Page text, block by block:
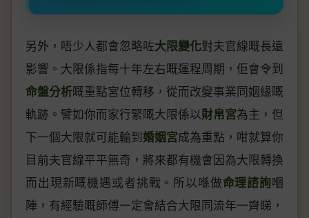
另外，唔少人都會忽略咗大限變化對夫官線嘅長遠
影響。大限係指每十年左右嘅運程周期，佢會令到
命盤分析嘅重點宮位轉移，從而改變事業同姻緣嘅
軌跡。譬如你而家行緊嘅大限係以財帛宮為主，但
下一個大限就可能輪到 婚姻宮成為重點，咁就算你
目前夫官線平平無奇，將來都有機會因為大限轉換
而出現新嘅機遇或者挑戰。所以喺做命理諮詢嗰
陣，有經驗嘅師傅一定會結合大限同流年一齊睇，